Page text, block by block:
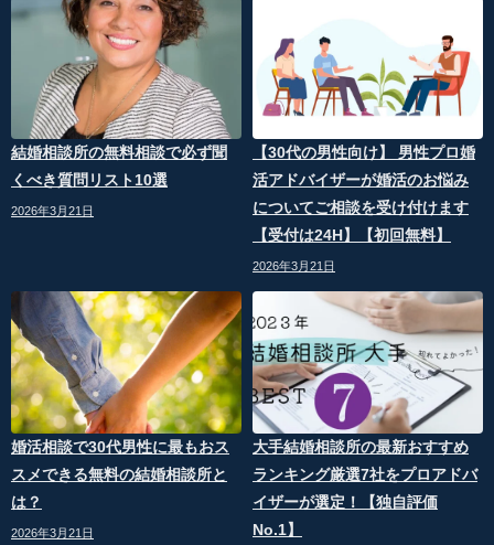
結婚相談所の無料相談で必ず聞
くべき質問リスト10選
2026年3月21日
【30代の男性向け】 男性プロ婚
活アドバイザーが婚活のお悩み
についてご相談を受け付けます
【受付は24H】【初回無料】
2026年3月21日
婚活相談で30代男性に最もおス
スメできる無料の結婚相談所と
は？
2026年3月21日
大手結婚相談所の最新おすすめ
ランキング厳選7社をプロアドバ
イザーが選定！【独自評価
No.1】